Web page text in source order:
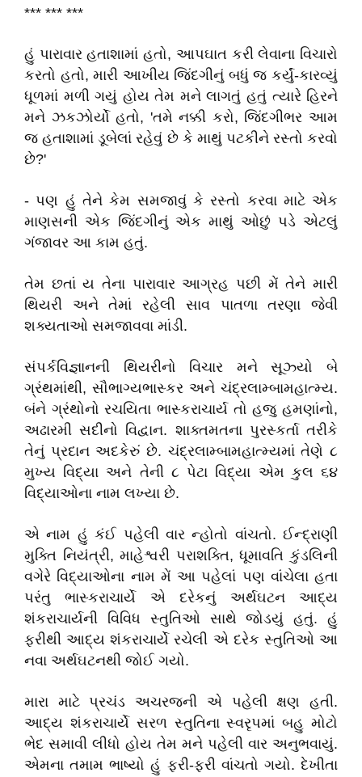
*** *** ***
હું પારાવાર હતાશામાં હતો, આપઘાત કરી લેવાના વિચારો
કરતો હતો,મારી આખીય જિંદગીનું બધું જ કર્યું-કારવ્યું
ધૂળમાં મળી ગયું હોય તેમ મને લાગતું હતું ત્યારે હિરને
મને ઝકઝોર્યો હતો, 'તમે નક્કી કરો, જિંદગીભર આમ
જ હતાશામાં ડૂબેલાં રહેવું છે કે માથું પટકીને રસ્તો કરવો
છે?'
-પણ હું તેને કેમ સમજાવું કે રસ્તો કરવા માટે એક
માણસની એક જિંદગીનું એક માથું ઓછું પડે એટલું
ગંજાવર આ કામ હતું.
તેમ છતાં ય તેના પારાવાર આગ્રહ પછી મેં તેને મારી
થિયરી
અને તેમાં રહેલી સાવ પાતળા તરણા
જેવી
શક્યતાઓ સમજાવવા માંડી.
સંપર્કવિજ્ઞાનની થિયરીનો વિચાર મને સૂઝ્યો
બે
ગ્રંથમાંથી, સૌભાગ્યભાસ્કર અને ચંદ્રલામ્બામહાત્મ્ય.
બંને ગ્રંથોનો રચયિતા ભાસ્કરાચાર્ય તો હજુ હમણાંનો,
અઢારમી સદીનો વિદ્વાન. શાક્તમતના પુરસ્કર્તા તરીકે
તેનું પ્રદાન અદકેરું છે. ચંદ્રલામ્બામહાત્મ્યમાં તેણે ૮
મુખ્ય વિદ્યા અને તેની ૮ પેટા વિદ્યા એમ કુલ ૬૪
વિદ્યાઓના નામ લખ્યા છે.
એ નામ હું કંઈ પહેલી વાર ન્હોતો વાંચતો. ઈન્દ્રાણી
મુક્તિ નિયંત્રી,માહેશ્વરી પરાશક્તિ,ધૂમાવતિ કુંડલિની
વગેરે વિદ્યાઓના નામ મેં આ પહેલાં પણ વાંચેલા હતા
પરંતુ
ભાસ્કરાચાર્યે એ દરેકનું અર્થઘટન
આદ્ય
શંકરાચાર્યની
વિવિધ સ્તુતિઓ સાથે જોડયું હતું.હું
ફરીથી આદ્ય શંકરાચાર્યે રચેલી એ દરેક સ્તુતિઓ આ
નવા અર્થઘટનથી જોઈ ગયો.
મારા માટે પ્રચંડ અચરજની એ પહેલી ક્ષણ હતી.
આદ્ય શંકરાચાર્યે સરળ સ્તુતિના સ્વરૃપમાં બહુ મોટો
ભેદ સમાવી લીધો હોય તેમ મને પહેલી વાર અનુભવાયું.
એમના તમામ ભાષ્યો હું ફરી-ફરી વાંચતો ગયો.દેખીતા